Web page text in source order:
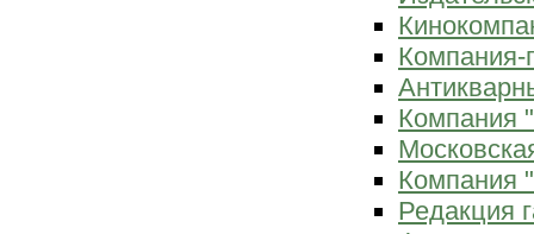
Компания-
Компания
Компания
Редакция